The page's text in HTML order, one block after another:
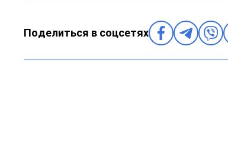
Поделиться в соцсетях